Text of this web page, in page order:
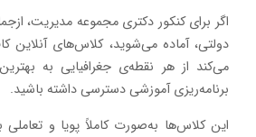
اگر برای کنکور دکتری مجموعه مدیریت،
دولتی، آماده می‌شوید، کلاس‌های
می‌کند از هر نقطه‌ی جغرافیایی به
برنامه‌ریزی آموزشی دسترسی داشته باشید.
این کلاس‌ها به‌صورت کاملاً پویا و